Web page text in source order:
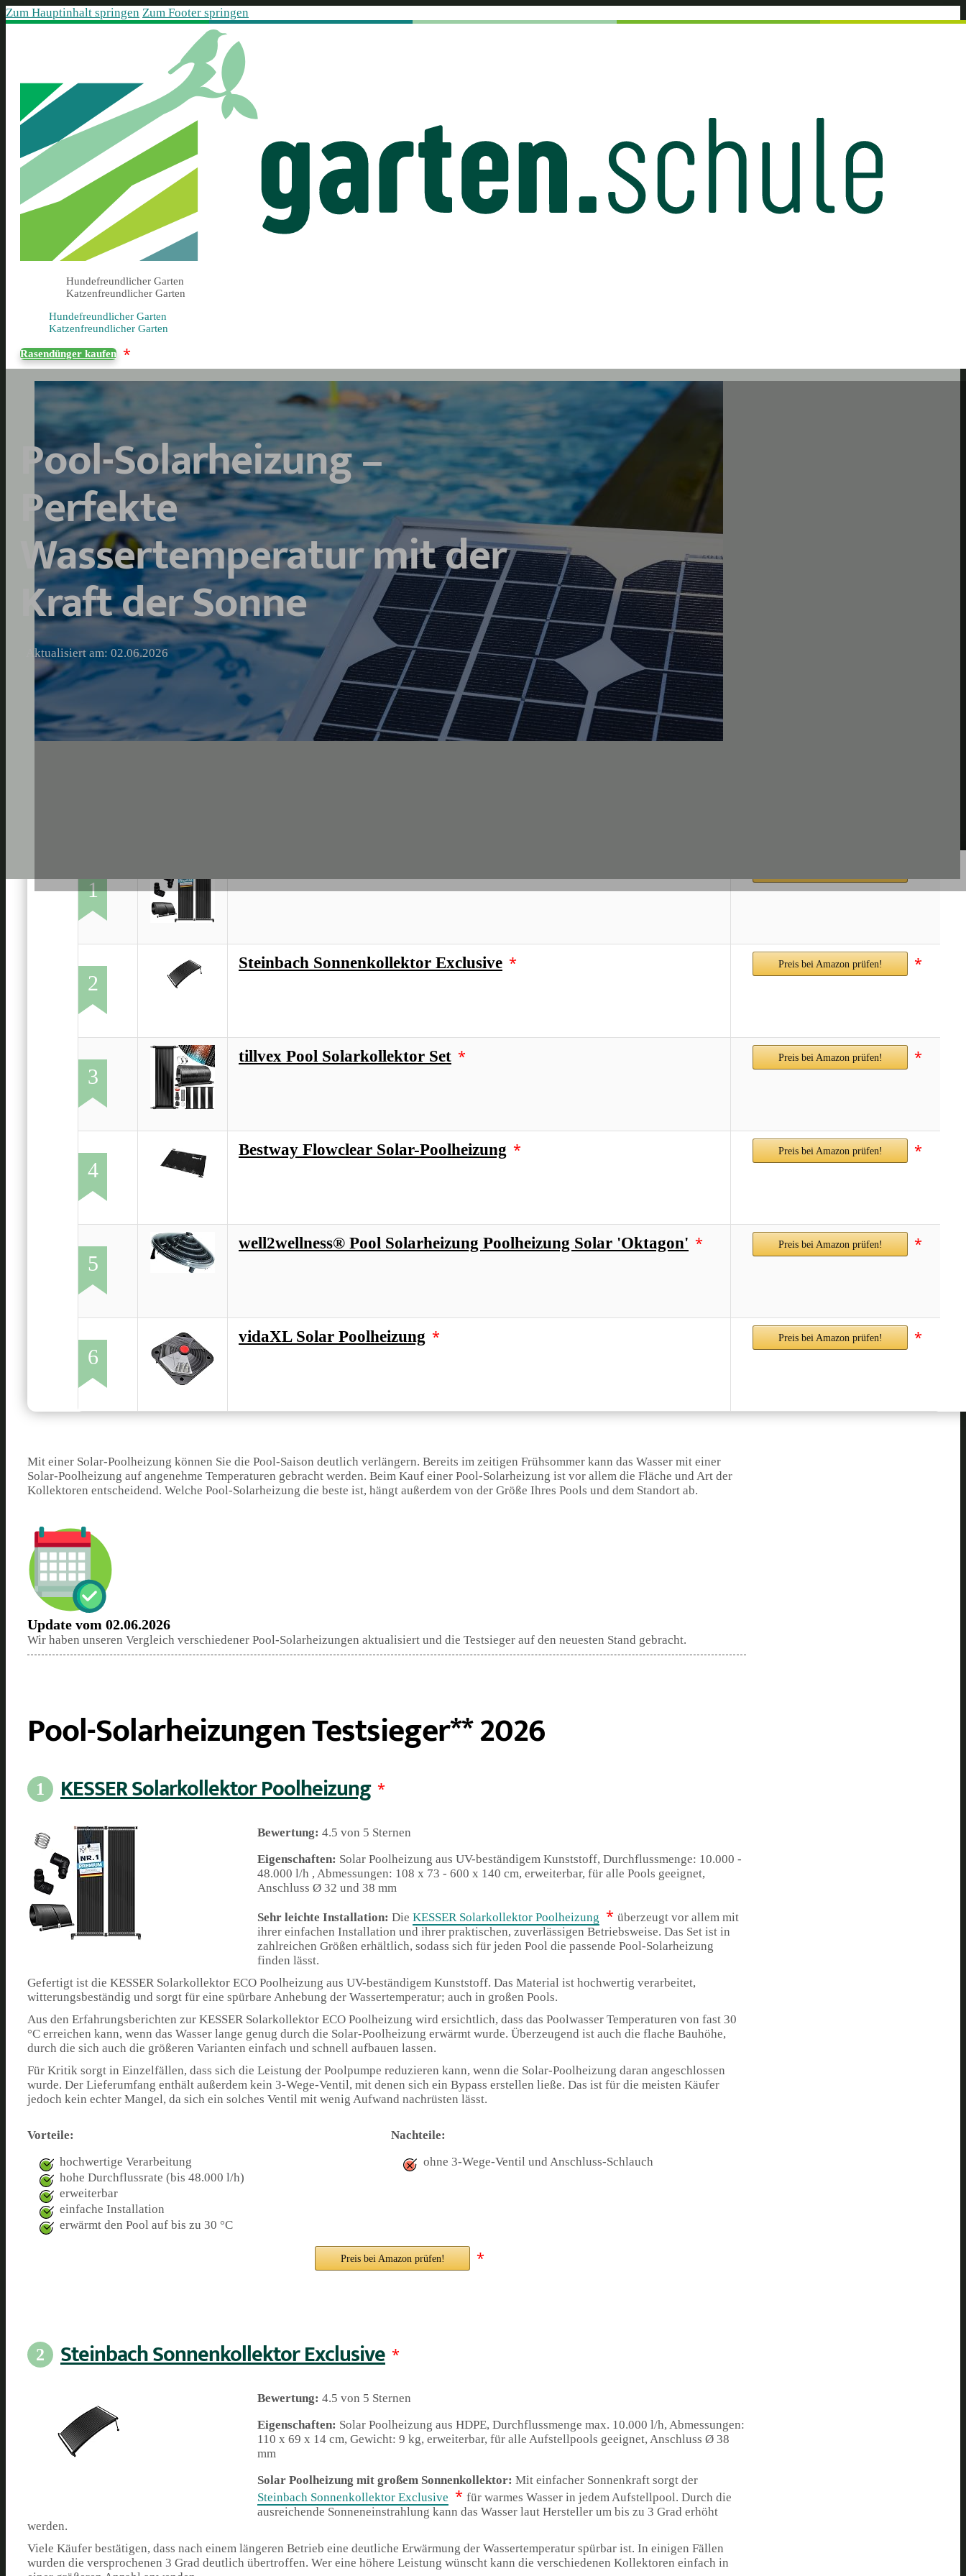
Zum Hauptinhalt springen Zum Footer springen
Hundefreundlicher Garten
Katzenfreundlicher Garten
Hundefreundlicher Garten
Katzenfreundlicher Garten
Rasendünger kaufen *
Pool-Solarheizung –
Perfekte
Wassertemperatur mit der
Kraft der Sonne
Aktualisiert am: 02.06.2026
1
2
Steinbach Sonnenkollektor Exclusive * Preis bei Amazon prüfen! *
3
tillvex Pool Solarkollektor Set * Preis bei Amazon prüfen! *
4
Bestway Flowclear Solar-Poolheizung * Preis bei Amazon prüfen! *
5
well2wellness® Pool Solarheizung Poolheizung Solar 'Oktagon' * Preis bei Amazon prüfen! *
6
vidaXL Solar Poolheizung * Preis bei Amazon prüfen! *
Mit einer Solar-Poolheizung können Sie die Pool-Saison deutlich verlängern. Bereits im zeitigen Frühsommer kann das Wasser mit einer
Solar-Poolheizung auf angenehme Temperaturen gebracht werden. Beim Kauf einer Pool-Solarheizung ist vor allem die Fläche und Art der
Kollektoren entscheidend. Welche Pool-Solarheizung die beste ist, hängt außerdem von der Größe Ihres Pools und dem Standort ab.
Update vom 02.06.2026
Wir haben unseren Vergleich verschiedener Pool-Solarheizungen aktualisiert und die Testsieger auf den neuesten Stand gebracht.
Pool-Solarheizungen Testsieger** 2026
1 KESSER Solarkollektor Poolheizung *
Bewertung: 4.5 von 5 Sternen
Eigenschaften: Solar Poolheizung aus UV-beständigem Kunststoff, Durchflussmenge: 10.000 -
48.000 l/h , Abmessungen: 108 x 73 - 600 x 140 cm, erweiterbar, für alle Pools geeignet,
Anschluss Ø 32 und 38 mm
Sehr leichte Installation: Die KESSER Solarkollektor Poolheizung * überzeugt vor allem mit
ihrer einfachen Installation und ihrer praktischen, zuverlässigen Betriebsweise. Das Set ist in
zahlreichen Größen erhältlich, sodass sich für jeden Pool die passende Pool-Solarheizung
finden lässt.
Gefertigt ist die KESSER Solarkollektor ECO Poolheizung aus UV-beständigem Kunststoff. Das Material ist hochwertig verarbeitet,
witterungsbeständig und sorgt für eine spürbare Anhebung der Wassertemperatur; auch in großen Pools.
Aus den Erfahrungsberichten zur KESSER Solarkollektor ECO Poolheizung wird ersichtlich, dass das Poolwasser Temperaturen von fast 30
°C erreichen kann, wenn das Wasser lange genug durch die Solar-Poolheizung erwärmt wurde. Überzeugend ist auch die flache Bauhöhe,
durch die sich auch die größeren Varianten einfach und schnell aufbauen lassen.
Für Kritik sorgt in Einzelfällen, dass sich die Leistung der Poolpumpe reduzieren kann, wenn die Solar-Poolheizung daran angeschlossen
wurde. Der Lieferumfang enthält außerdem kein 3-Wege-Ventil, mit denen sich ein Bypass erstellen ließe. Das ist für die meisten Käufer
jedoch kein echter Mangel, da sich ein solches Ventil mit wenig Aufwand nachrüsten lässt.
Vorteile:
hochwertige Verarbeitung
hohe Durchflussrate (bis 48.000 l/h)
erweiterbar
einfache Installation
erwärmt den Pool auf bis zu 30 °C
Nachteile:
ohne 3-Wege-Ventil und Anschluss-Schlauch
Preis bei Amazon prüfen! *
2 Steinbach Sonnenkollektor Exclusive *
Bewertung: 4.5 von 5 Sternen
Eigenschaften: Solar Poolheizung aus HDPE, Durchflussmenge max. 10.000 l/h, Abmessungen:
110 x 69 x 14 cm, Gewicht: 9 kg, erweiterbar, für alle Aufstellpools geeignet, Anschluss Ø 38
mm
Solar Poolheizung mit großem Sonnenkollektor: Mit einfacher Sonnenkraft sorgt der
Steinbach Sonnenkollektor Exclusive * für warmes Wasser in jedem Aufstellpool. Durch die
ausreichende Sonneneinstrahlung kann das Wasser laut Hersteller um bis zu 3 Grad erhöht
werden.
Viele Käufer bestätigen, dass nach einem längeren Betrieb eine deutliche Erwärmung der Wassertemperatur spürbar ist. In einigen Fällen
wurden die versprochenen 3 Grad deutlich übertroffen. Wer eine höhere Leistung wünscht kann die verschiedenen Kollektoren einfach in